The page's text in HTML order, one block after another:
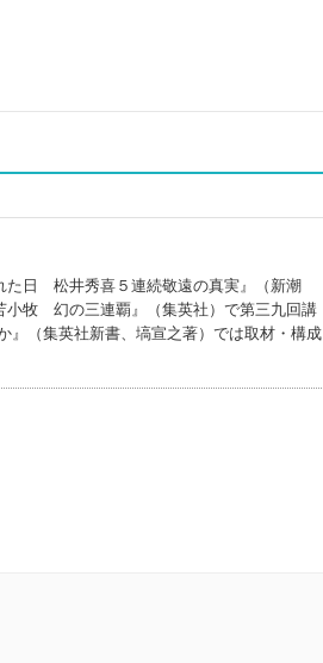
た日 松井秀喜５連続敬遠の真実』（新潮
小牧 幻の三連覇』（集英社）で第三九回講
』（集英社新書、塙宣之著）では取材・構成